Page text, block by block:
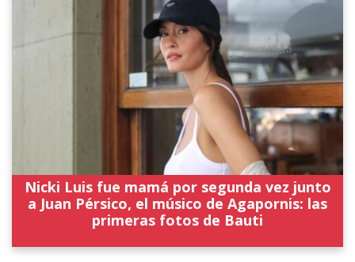
Nicki Luis fue mamá por segunda vez junto
a Juan Pérsico, el músico de Agapornis: las
primeras fotos de Bauti